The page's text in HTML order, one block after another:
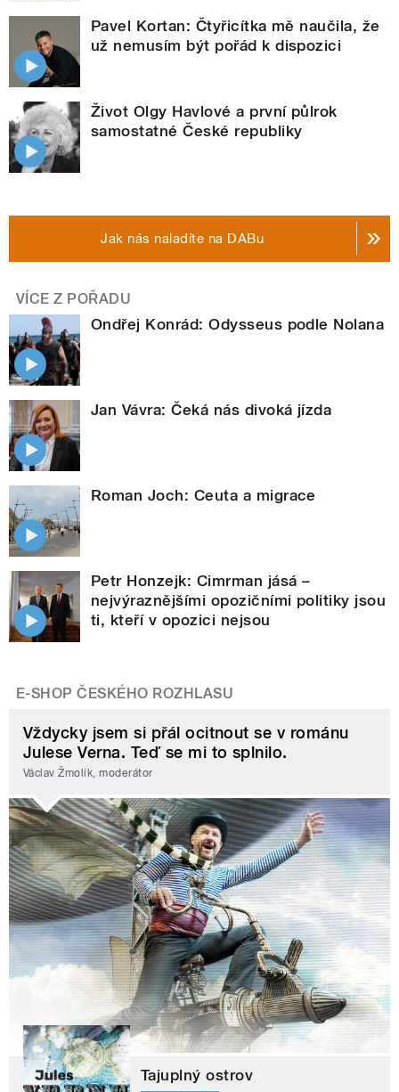
Pavel Kortan: Čtyřicítka mě naučila, že
už nemusím být pořád k dispozici
Život Olgy Havlové a první půlrok
samostatné České republiky
Jak nás naladíte na DABu
VÍCE Z POŘADU
Ondřej Konrád: Odysseus podle Nolana
Jan Vávra: Čeká nás divoká jízda
Roman Joch: Ceuta a migrace
Petr Honzejk: Cimrman jásá –
nejvýraznějšími opozičními politiky jsou
ti, kteří v opozici nejsou
E-SHOP ČESKÉHO ROZHLASU
Vždycky jsem si přál ocitnout se v románu
Julese Verna. Teď se mi to splnilo.
Václav Žmolík, moderátor
Tajuplný ostrov